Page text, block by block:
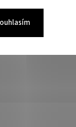
ergonomický
aktivity.
koně, šetrné
spěnek,